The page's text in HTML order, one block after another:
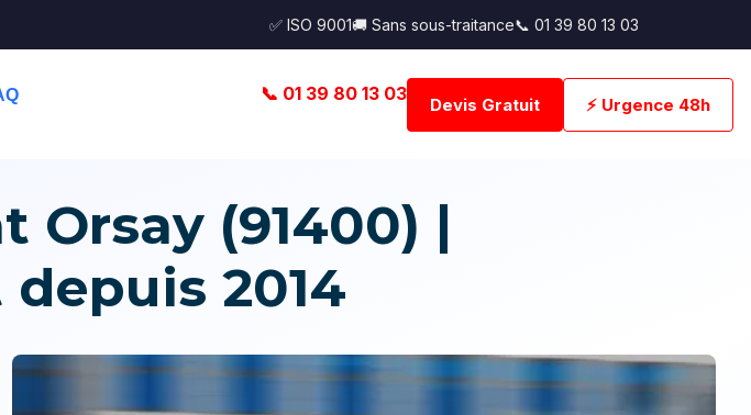
✅ ISO 9001🚚 Sans sous-traitance📞 01 39 80 13 03
📞 01 39 80 13 03
Devis Gratuit ⚡ Urgence 48h
Orsay (91400) |
2014